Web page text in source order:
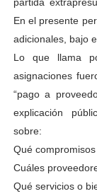
En el presente
adicionales, bajo
Lo que llama
asignaciones
“pago a
explicación
sobre:
Qué
Cuáles
Qué servicios o